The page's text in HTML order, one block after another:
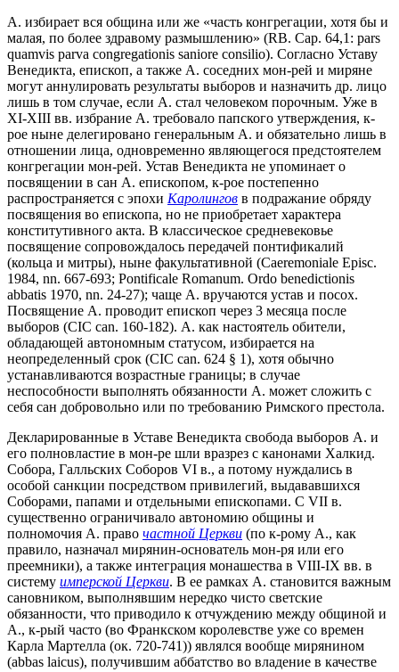
А. избирает вся община или же «часть конгрегации, хотя бы и
малая, по более здравому размышлению» (RB. Cap. 64,1: pars
quamvis parva congregationis saniore consilio). Согласно Уставу
Венедикта, епископ, а также А. соседних мон-рей и миряне
могут аннулировать результаты выборов и назначить др. лицо
лишь в том случае, если А. стал человеком порочным. Уже в
XI-XIII вв. избрание А. требовало папского утверждения, к-
рое ныне делегировано генеральным А. и обязательно лишь в
отношении лица, одновременно являющегося предстоятелем
конгрегации мон-рей. Устав Венедикта не упоминает о
посвящении в сан А. епископом, к-рое постепенно
распространяется с эпохи Каролингов в подражание обряду
посвящения во епископа, но не приобретает характера
конститутивного акта. В классическое средневековье
посвящение сопровождалось передачей понтификалий
(кольца и митры), ныне факультативной (Caeremoniale Episc.
1984, nn. 667-693; Pontificale Romanum. Ordo benedictionis
abbatis 1970, nn. 24-27); чаще А. вручаются устав и посох.
Посвящение А. проводит епископ через 3 месяца после
выборов (СIC can. 160-182). А. как настоятель обители,
обладающей автономным статусом, избирается на
неопределенный срок (СIC can. 624 § 1), хотя обычно
устанавливаются возрастные границы; в случае
неспособности выполнять обязанности А. может сложить с
себя сан добровольно или по требованию Римского престола.
Декларированные в Уставе Венедикта свобода выборов А. и
его полновластие в мон-ре шли вразрез с канонами Халкид.
Собора, Галльских Соборов VI в., а потому нуждались в
особой санкции посредством привилегий, выдававшихся
Соборами, папами и отдельными епископами. С VII в.
существенно ограничивало автономию общины и
полномочия А. право частной Церкви (по к-рому А., как
правило, назначал мирянин-основатель мон-ря или его
преемники), а также интеграция монашества в VIII-IX вв. в
систему имперской Церкви. В ее рамках А. становится важным
сановником, выполнявшим нередко чисто светские
обязанности, что приводило к отчуждению между общиной и
А., к-рый часто (во Франкском королевстве уже со времен
Карла Мартелла (ок. 720-741)) являлся вообще мирянином
(abbas laicus), получившим аббатство во владение в качестве